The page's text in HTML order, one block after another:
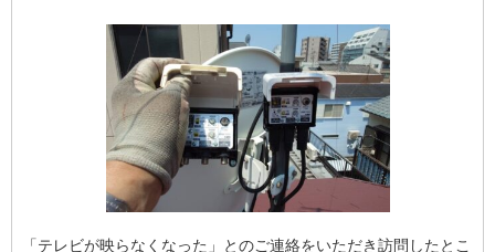
「テレビが映らなくなった」とのご連絡をいただき訪問したとこ